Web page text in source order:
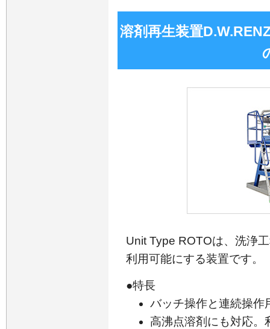
溶剤再生装置
Unit Type ROTOは、洗浄
利用可能にする装置です。
●特長
バッチ操作と連続操作
高沸点溶剤にも対応。